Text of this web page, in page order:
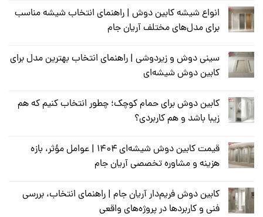
انواع شیشه کابین دوش | راهنمای انتخاب شیشه مناسب
برای مدل‌های مختلف آریان جام
سینی دوش و زیر‌دوشی | راهنمای انتخاب بهترین مدل برای
کابین دوش شیشه‌ای
کابین دوش برای حمام کوچک؛ چطور انتخاب کنیم که هم
زیبا باشد و هم کاربردی؟
قیمت کابین دوش شیشه‌ای ۱۴۰۴ | عوامل مؤثر، بازه
هزینه و مشاوره تخصصی آریان جام
کابین دوش فریم‌دار آریان جام | راهنمای انتخاب، بررسی
فنی و کاربردها در پروژه‌های واقعی